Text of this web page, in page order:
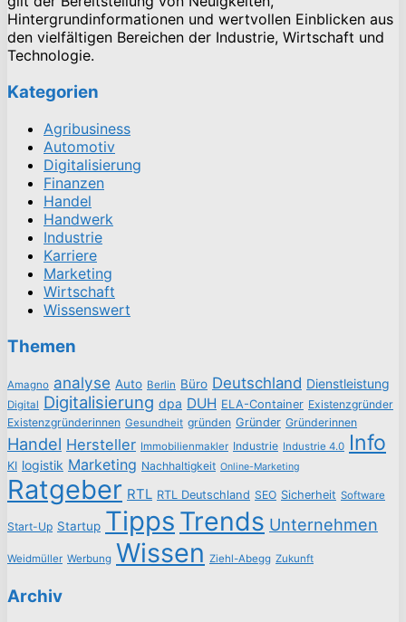
Hintergrundinformationen und wertvollen Einblicken aus
den vielfältigen Bereichen der Industrie, Wirtschaft und
Technologie.
Kategorien
Agribusiness
Automotiv
Digitalisierung
Finanzen
Handel
Handwerk
Industrie
Karriere
Marketing
Wirtschaft
Wissenswert
Themen
Amagno analyse Auto Berlin Büro Deutschland Dienstleistung
Digital Digitalisierung dpa DUH ELA-Container Existenzgründer
Existenzgründerinnen Gesundheit gründen Gründer Gründerinnen
Handel Hersteller Immobilienmakler Industrie Industrie 4.0 Info
KI logistik Marketing Nachhaltigkeit Online-Marketing
Ratgeber RTL RTL Deutschland SEO Sicherheit Software
Start-Up Startup Tipps Trends Unternehmen
Weidmüller Werbung Wissen Ziehl-Abegg Zukunft
Archiv